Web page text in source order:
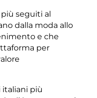
più seguiti al
dalla moda allo
e che
per
italiani più